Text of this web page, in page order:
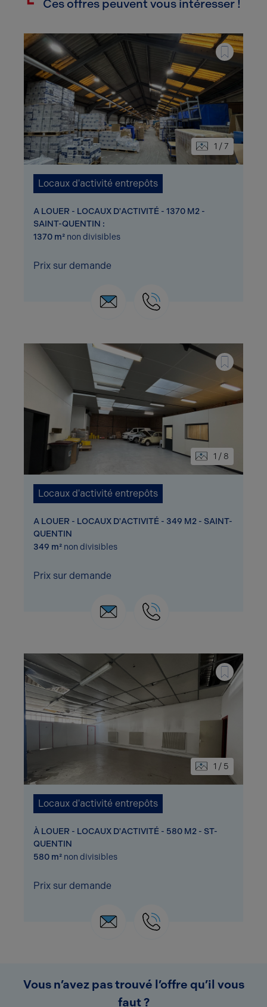
Ces offres peuvent vous intéresser !
1 / 7
Locaux d'activité entrepôts
A LOUER - LOCAUX D'ACTIVITÉ - 1370 M2 -
SAINT-QUENTIN :
1370 m² non divisibles
Prix sur demande
1 / 8
Locaux d'activité entrepôts
A LOUER - LOCAUX D'ACTIVITÉ - 349 M2 - SAINT-
QUENTIN
349 m² non divisibles
Prix sur demande
1 / 5
Locaux d'activité entrepôts
À LOUER - LOCAUX D'ACTIVITÉ - 580 M2 - ST-
QUENTIN
580 m² non divisibles
Prix sur demande
Vous n’avez pas trouvé l’offre qu’il vous
faut ?